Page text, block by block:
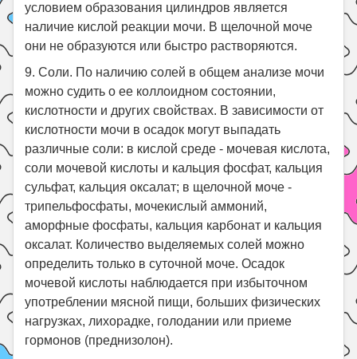
условием образования цилиндров является
наличие кислой реакции мочи. В щелочной моче
они не образуются или быстро растворяются.
9. Соли. По наличию солей в общем анализе мочи
можно судить о ее коллоидном состоянии,
кислотности и других свойствах. В зависимости от
кислотности мочи в осадок могут выпадать
различные соли: в кислой среде - мочевая кислота,
соли мочевой кислоты и кальция фосфат, кальция
сульфат, кальция оксалат; в щелочной моче -
трипельфосфаты, мочекислый аммоний,
аморфные фосфаты, кальция карбонат и кальция
оксалат. Количество выделяемых солей можно
определить только в суточной моче. Осадок
мочевой кислоты наблюдается при избыточном
употреблении мясной пищи, больших физических
нагрузках, лихорадке, голодании или приеме
гормонов (преднизолон).